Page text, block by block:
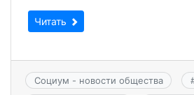
Читать
Социум - новости общества